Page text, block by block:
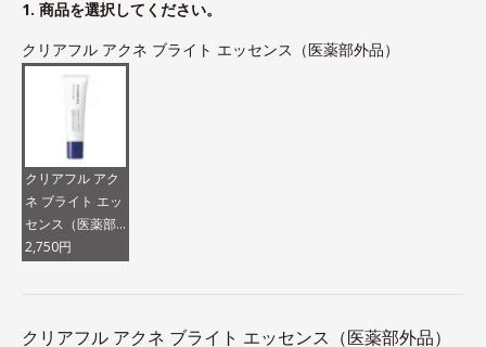
1. 商品を選択してください。
クリアフル アクネ ブライト エッセンス（医薬部外品）
クリアフル アク
ネ ブライト エッ
センス（医薬部
外品）
2,750円
クリアフル アクネ ブライト エッセンス（医薬部外品）